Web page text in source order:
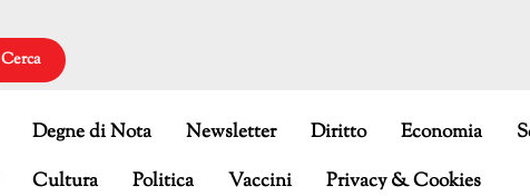
Cerca
Degne di Nota Newsletter Diritto Economia
Cultura
Politica Vaccini
Privacy & Cookies